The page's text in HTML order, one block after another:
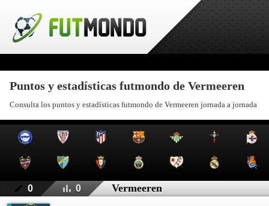
Puntos y estadísticas futmondo de Vermeeren
Consulta los puntos y estadísticas futmondo de Vermeeren jornada a jornada
0 0 Vermeeren